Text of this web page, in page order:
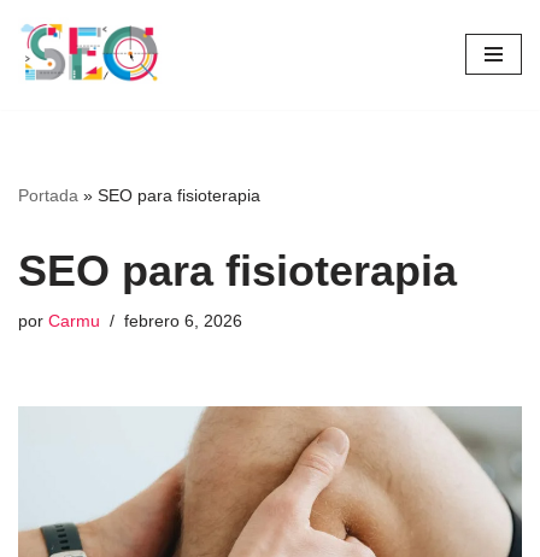
Saltar
Portada » SEO para fisioterapia
SEO para fisioterapia
por Carmu febrero 6, 2026